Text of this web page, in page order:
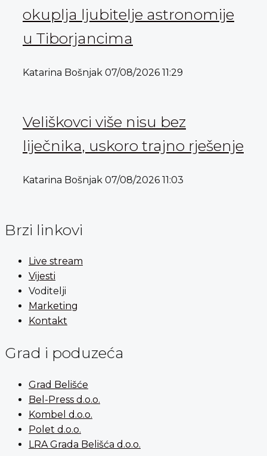
okuplja ljubitelje astronomije
u Tiborjancima
Katarina Bošnjak 07/08/2026 11:29
Veliškovci više nisu bez
liječnika, uskoro trajno rješenje
Katarina Bošnjak 07/08/2026 11:03
Brzi linkovi
Live stream
Vijesti
Voditelji
Marketing
Kontakt
Grad i poduzeća
Grad Belišće
Bel-Press d.o.o.
Kombel d.o.o.
Polet d.o.o.
LRA Grada Belišća d.o.o.